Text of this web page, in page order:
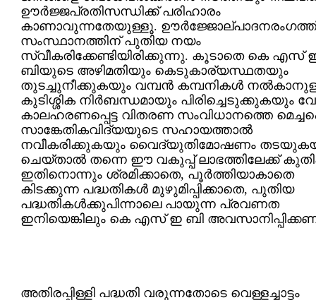
ഊര്‍ജ്ജപ്രതിസന്ധിക്ക് പരിഹാരം
കാ‍ണാവുന്നതേയുള്ളൂ. ഊര്‍ജ്ജോല്പാദനരംഗത്ത്
സംസ്ഥാനത്തിന് പുതിയ നയം
സ്വീകരിക്കേണ്ടിയിരിക്കുന്നു. കൂടാതെ കെ എസ്
ബിയുടെ അഴിമതിയും കെടുകാര്യസ്ഥതയും
തുടച്ചുനീക്കുകയും വമ്പന്‍ കമ്പനികള്‍
കുടിശ്ശിക നിര്‍ബന്ധമായും പിരിച്ചെടുക്കുകയും
കാലഹരണപ്പെട്ട വിതരണ സംവിധാനത്തെ
സാങ്കേതികവിദ്യയുടെ സഹായത്താല്‍
നവീകരിക്കുകയും വൈദ്യുതിമോഷണം
ചെയ്താല്‍ തന്നെ ഈ വകുപ്പ് ലാഭത്തിലേക്ക്
ഇതിനൊന്നും ശ്രമിക്കാതെ, പൂര്‍ത്തിയാകാതെ
കിടക്കുന്ന പദ്ധതികള്‍ മുഴുമിപ്പിക്കാതെ, പുതിയ
പദ്ധതികള്‍ക്കുപിന്നാലെ പായുന്ന പ്രവണത
ഇനിയെങ്കിലും കെ എസ് ഇ ബി
അതിരപ്പിള്ളി പദ്ധതി വരുന്നതോടെ വെള്ളച്ചാട്ടം